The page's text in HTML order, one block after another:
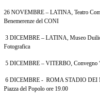
26 NOVEMBRE – LATINA, Teatro
Benemerenze del CONI
3 DICEMBRE – LATINA, Museo
Fotografica
5 DICEMBRE – VITERBO, Convegno
6 DICEMBRE - ROMA STADIO DEI
Piazza del Popolo ore 19.00